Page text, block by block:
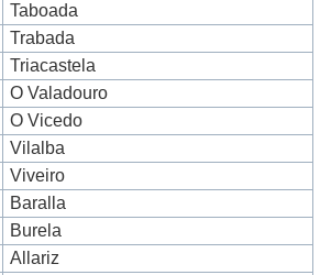
Taboada
Trabada
Triacastela
O Valadouro
O Vicedo
Vilalba
Viveiro
Baralla
Burela
Allariz